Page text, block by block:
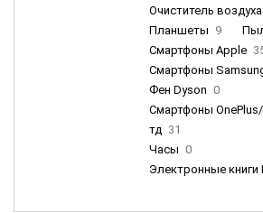
Очиститель воздуха
Планшеты 9
Смартфоны Apple
Смартфоны
Фен Dyson 0
Смартфоны
тд 31
Часы 0
Электронные книги